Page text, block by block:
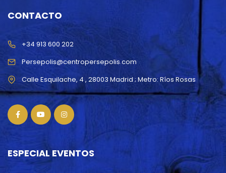
CONTACTO
Persepolis@centropersepolis.com
+34 913 600 202
ESPECIAL EVENTOS